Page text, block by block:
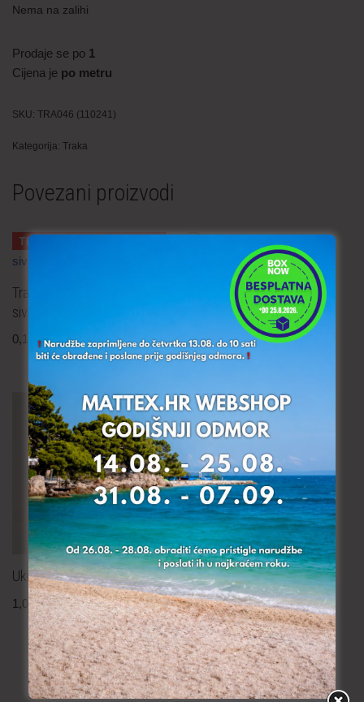
Nema na zalihi
Prodaje se po 1
Cijena je po metru
SKU: TRA046 (110241)
Kategorija: Traka
Povezani proizvodi
TRAJNO NISKA CIJENA!
Traka paspul – 9 mm tamno
siva
0,10€ uključ. PDV po metru
Ukrasna traka 15 mm
uključ. PDV po metru
Ukrasna traka – 12.5 cm
1,00€ uključ. PDV po metru
Ukrasna traka 1.7 cm
0,50€ uključ. PDV po metru